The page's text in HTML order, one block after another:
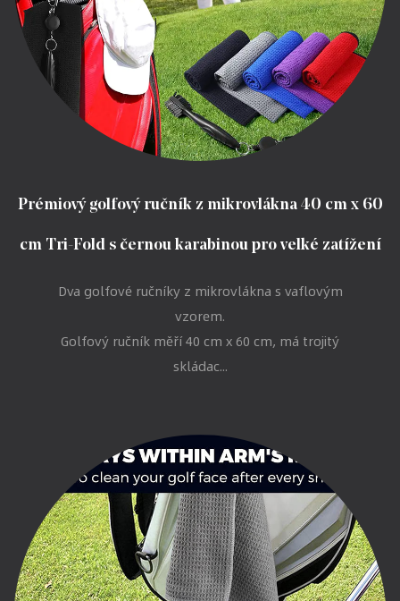
Prémiový golfový ručník z mikrovlákna 40 cm x 60
cm Tri-Fold s černou karabinou pro velké zatížení
Dva golfové ručníky z mikrovlákna s vaflovým
vzorem.
Golfový ručník měří 40 cm x 60 cm, má trojitý
skládac...